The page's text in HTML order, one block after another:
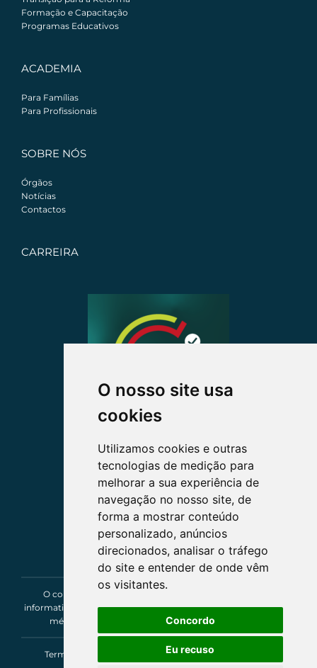
O nosso site usa
cookies
Utilizamos cookies e outras
tecnologias de medição para
melhorar a sua experiência de
navegação no nosso site, de
forma a mostrar conteúdo
personalizado, anúncios
direcionados, analisar o tráfego
do site e entender de onde vêm
os visitantes.
Concordo
Eu recuso
Formação e Capacitação
Programas Educativos
ACADEMIA
Para Famílias
Para Profissionais
SOBRE NÓS
Órgãos
Notícias
Contactos
CARREIRA
O conteúdo deste site tem um caráter exclusivamente
informativo e de entretenimento, não constituindo um parecer
médico, de saúde, segurança ou assessoria jurídica.
Termos e Condições Privacidade e Cookies